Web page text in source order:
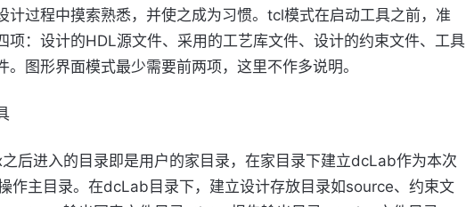
计过程中摸索熟悉，并使之成为习惯。tcl模式在启动工具之前，准
项：设计的HDL源文件、采用的工艺库文件、设计的约束文件、工具
。图形界面模式最少需要前两项，这里不作多说明。
后进入的目录即是用户的家目录，在家目录下建立dcLab作为本次
作主目录。在dcLab目录下，建立设计存放目录如source、约束文